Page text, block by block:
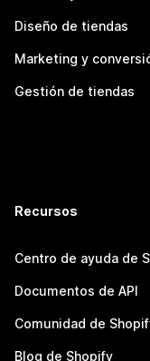
Diseño de tiendas
Marketing y
Gestión de tiendas
Recursos
Centro de ayuda de
Documentos de API
Comunidad de
Blog de Shopify